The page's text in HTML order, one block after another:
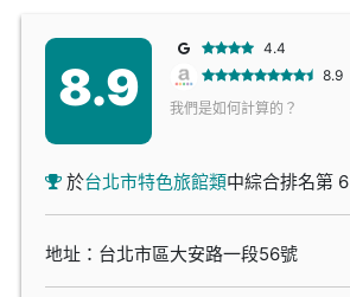
8.9
4.4
8.9
我們是如何計算的？
於台北市特色旅館類中綜合排名第 6
地址：台北市區大安路一段56號